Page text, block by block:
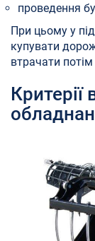
проведення
При цьому у
купувати
втрачати потім
Критерії